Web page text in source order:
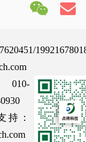
37620451/
：